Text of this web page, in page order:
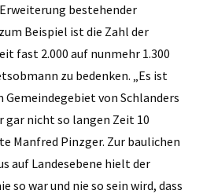
bestehender
Beispiel ist die Zahl der
fast 2.000 auf nunmehr 1.300
zu bedenken. „Es ist
Gemeindegebiet von Schlanders
gar nicht so langen Zeit 10
Manfred Pinzger. Zur baulichen
auf Landesebene hielt der
so war und nie so sein wird, dass